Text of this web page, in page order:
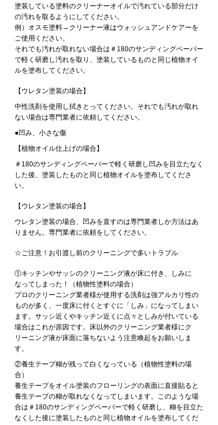
塗装している塗料のクリーナーオイルで汚れている部分だけ
の汚れを取るようにしてください。
例）オスモ塗料→クリーナー液はウォッシュアンドケアーを
ご使用ください。
それでも汚れが取れない場合は＃180のサンディングペーパー
で軽く研磨し汚れを取り、塗装しているものと同じ植物オイ
ルを塗布してください。
【ウレタン塗装の場合】
中性洗剤を使用し拭きとってください。それでも汚れが取れ
ない場合は専門業者に依頼してください。
●凹み、小さな傷
【植物オイル仕上げの場合】
＃180のサンディングペーパーで軽く研磨し凹みを目立たなく
した後、塗装したものと同じ植物オイルを塗布してくださ
い。
【ウレタン塗装の場合】
ウレタン塗装の場合、凹みを直すのは専門業者しか方法はあ
りません。専門業者に依頼をしてください。
☆ご注意！お引渡し前のクリーニングで多いトラブル
①キッチンやサッシのクリーニング液が床に付き、しみに
なってしまった！（植物性塗料の場合）
プロのクリーニング業者様が使用する洗剤は強アルカリ性の
ものが多く、一度床に付くとすぐに「しみ」になってしまい
ます。サッシ近くやキッチン近くに点々としみが付いている
場合はこれが原因です。床以外のクリーニング業者様にク
リーニング液が床面に落ちないよう注意喚起をお願いしま
す。
②養生テープ糊が残って白くなっている（植物性塗料の場
合）
養生テープをオイル塗装のフローリングの表面に直接貼ると
養生テープの糊が取れなくなってしまいます。このような場
合は＃180のサンディングペーパーで軽く研磨し、糊を目立た
なくした後に塗装したものと同じ植物オイルを塗布してくだ